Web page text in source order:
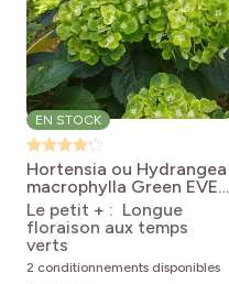
EN STOCK
Hortensia ou Hydrangea
macrophylla Green EVER
BELLES® Hortmagreclo
Hydrangea macrophylla
Green EVER BELLES
'Hortmagreclo'
Le petit + : Longue
floraison aux temps
verts
2 conditionnements disponibles